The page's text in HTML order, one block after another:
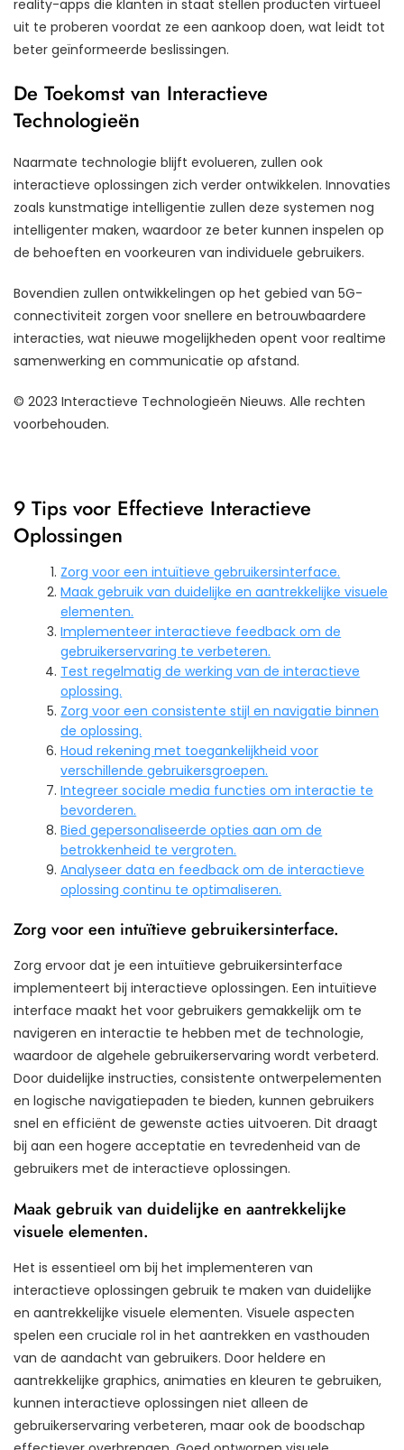
reality-apps die klanten in staat stellen producten virtueel
uit te proberen voordat ze een aankoop doen, wat leidt tot
beter geïnformeerde beslissingen.
De Toekomst van Interactieve
Technologieën
Naarmate technologie blijft evolueren, zullen ook
interactieve oplossingen zich verder ontwikkelen. Innovaties
zoals kunstmatige intelligentie zullen deze systemen nog
intelligenter maken, waardoor ze beter kunnen inspelen op
de behoeften en voorkeuren van individuele gebruikers.
Bovendien zullen ontwikkelingen op het gebied van 5G-
connectiviteit zorgen voor snellere en betrouwbaardere
interacties, wat nieuwe mogelijkheden opent voor realtime
samenwerking en communicatie op afstand.
© 2023 Interactieve Technologieën Nieuws. Alle rechten
voorbehouden.
9 Tips voor Effectieve Interactieve
Oplossingen
Zorg voor een intuïtieve gebruikersinterface.
Maak gebruik van duidelijke en aantrekkelijke visuele
elementen.
Implementeer interactieve feedback om de
gebruikerservaring te verbeteren.
Test regelmatig de werking van de interactieve
oplossing.
Zorg voor een consistente stijl en navigatie binnen
de oplossing.
Houd rekening met toegankelijkheid voor
verschillende gebruikersgroepen.
Integreer sociale media functies om interactie te
bevorderen.
Bied gepersonaliseerde opties aan om de
betrokkenheid te vergroten.
Analyseer data en feedback om de interactieve
oplossing continu te optimaliseren.
Zorg voor een intuïtieve gebruikersinterface.
Zorg ervoor dat je een intuïtieve gebruikersinterface
implementeert bij interactieve oplossingen. Een intuïtieve
interface maakt het voor gebruikers gemakkelijk om te
navigeren en interactie te hebben met de technologie,
waardoor de algehele gebruikerservaring wordt verbeterd.
Door duidelijke instructies, consistente ontwerpelementen
en logische navigatiepaden te bieden, kunnen gebruikers
snel en efficiënt de gewenste acties uitvoeren. Dit draagt
bij aan een hogere acceptatie en tevredenheid van de
gebruikers met de interactieve oplossingen.
Maak gebruik van duidelijke en aantrekkelijke
visuele elementen.
Het is essentieel om bij het implementeren van
interactieve oplossingen gebruik te maken van duidelijke
en aantrekkelijke visuele elementen. Visuele aspecten
spelen een cruciale rol in het aantrekken en vasthouden
van de aandacht van gebruikers. Door heldere en
aantrekkelijke graphics, animaties en kleuren te gebruiken,
kunnen interactieve oplossingen niet alleen de
gebruikerservaring verbeteren, maar ook de boodschap